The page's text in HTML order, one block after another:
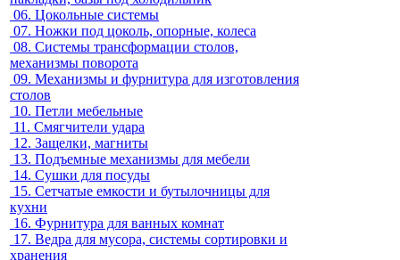
06. Цокольные системы
07. Ножки под цоколь, опорные, колеса
08. Системы трансформации столов,
механизмы поворота
09. Механизмы и фурнитура для изготовления
столов
10. Петли мебельные
11. Смягчители удара
12. Защелки, магниты
13. Подъемные механизмы для мебели
14. Сушки для посуды
15. Сетчатые емкости и бутылочницы для
кухни
16. Фурнитура для ванных комнат
17. Ведра для мусора, системы сортировки и
хранения